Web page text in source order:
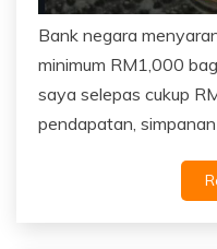
Bank negara
minimum RM1,000
saya selepas cukup
pendapatan,